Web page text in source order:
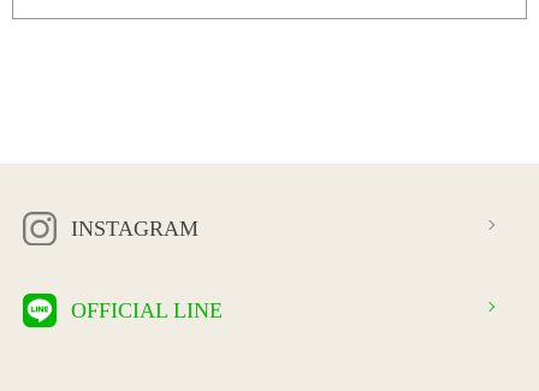
INSTAGRAM
OFFICIAL LINE